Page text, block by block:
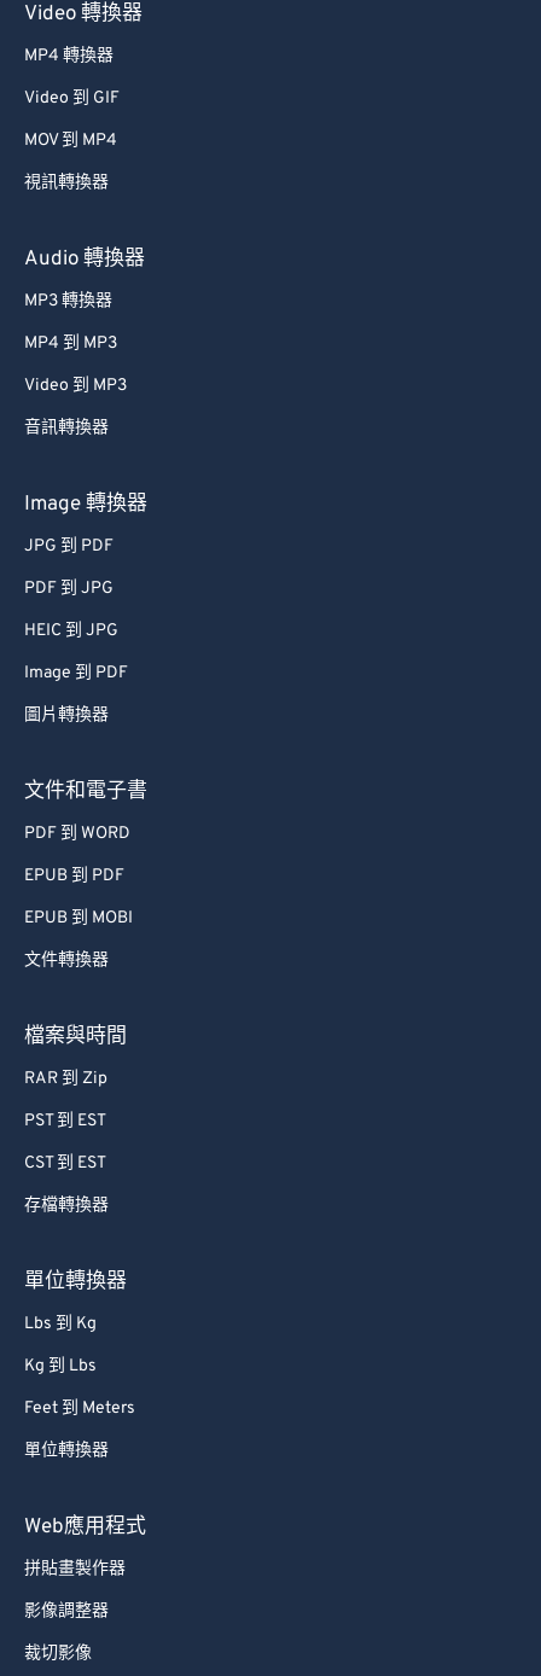
Video 轉換器
MP4 轉換器
Video 到 GIF
MOV 到 MP4
視訊轉換器
Audio 轉換器
MP3 轉換器
MP4 到 MP3
Video 到 MP3
音訊轉換器
Image 轉換器
JPG 到 PDF
PDF 到 JPG
HEIC 到 JPG
Image 到 PDF
圖片轉換器
文件和電子書
PDF 到 WORD
EPUB 到 PDF
EPUB 到 MOBI
文件轉換器
檔案與時間
RAR 到 Zip
PST 到 EST
CST 到 EST
存檔轉換器
單位轉換器
Lbs 到 Kg
Kg 到 Lbs
Feet 到 Meters
單位轉換器
Web應用程式
拼貼畫製作器
影像調整器
裁切影像